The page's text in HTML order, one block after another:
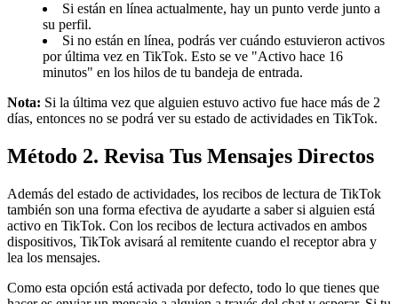
Si están en línea actualmente, hay un punto verde junto a
su perfil.
Si no están en línea, podrás ver cuándo estuvieron activos
por última vez en TikTok. Esto se ve "Activo hace 16
minutos" en los hilos de tu bandeja de entrada.
Nota: Si la última vez que alguien estuvo activo fue hace más de 2
días, entonces no se podrá ver su estado de actividades en TikTok.
Método 2. Revisa Tus Mensajes Directos
Además del estado de actividades, los recibos de lectura de TikTok
también son una forma efectiva de ayudarte a saber si alguien está
activo en TikTok. Con los recibos de lectura activados en ambos
dispositivos, TikTok avisará al remitente cuando el receptor abra y
lea los mensajes.
Como esta opción está activada por defecto, todo lo que tienes que